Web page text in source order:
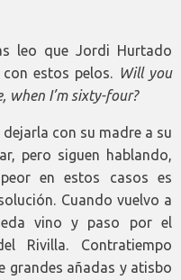
leo que Jordi Hurtado
estos pelos. Will you
when I’m sixty-four?
con su madre a su
pero siguen hablando,
en estos casos es
Cuando vuelvo a
vino y paso por el
Rivilla. Contratiempo
grandes añadas y atisbo